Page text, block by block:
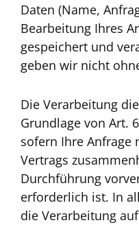
Daten (Name,
Bearbeitung Ihres
gespeichert und
geben wir nicht
Die Verarbeitung
Grundlage von Art.
sofern Ihre Anfrage
Vertrags
Durchführung
erforderlich ist. In
die Verarbeitung